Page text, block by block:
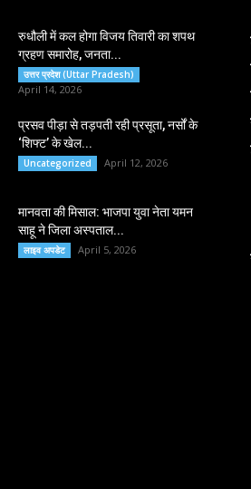
रुधौली में कल होगा विजय तिवारी का शपथ
ग्रहण समारोह, जनता...
उत्तर प्रदेश (Uttar Pradesh)
April 14, 2026
प्रसव पीड़ा से तड़पती रही प्रसूता, नर्सों के
‘शिफ्ट’ के खेल...
Uncategorized April 12, 2026
मानवता की मिसाल: भाजपा युवा नेता यमन
साहू ने जिला अस्पताल...
लाइव अपडेट April 5, 2026